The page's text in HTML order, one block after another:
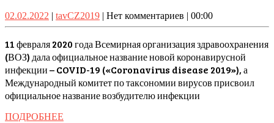
2
года
пандемии
COVID-
19
02.02.2022 02.02.2022
| tavCZ2019tavCZ2019
| Нет комментариев | 00:00
11 февраля 2020 года Всемирная организация здравоохранения
(ВОЗ) дала официальное название новой коронавирусной
инфекции – COVID-19 («Coronavirus disease 2019»), а
Международный комитет по таксономии вирусов присвоил
официальное название возбудителю инфекции
ПОДРОБНЕЕ